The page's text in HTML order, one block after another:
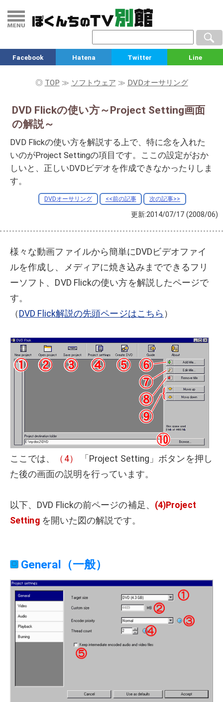
Facebook Hatena Twitter Line
◎ TOP ≫ ソフトウェア ≫ DVDオーサリング
DVD Flickの使い方～Project Setting画面
の解説～
DVD Flickの使い方を解説する上で、特に念を入れた
いのがProject Settingの項目です。ここの設定がおか
しいと、正しいDVDビデオを作成できなかったりしま
す。
DVDオーサリング <<前の記事 次の記事>>
更新:2014/07/17 (2008/06)
様々な動画ファイルから簡単にDVDビデオファイ
ルを作成し、メディアに焼き込みまでできるフリ
ーソフト、DVD Flickの使い方を解説したページで
す。
（ DVD Flick解説の先頭ページはこちら ）
ここでは、 （4）
「Project Setting」ボタンを押し
た後の画面の説明を行っています。
以下、DVD Flickの前ページの補足、 (4)Project
Settingを開いた図の解説です。
General（一般）